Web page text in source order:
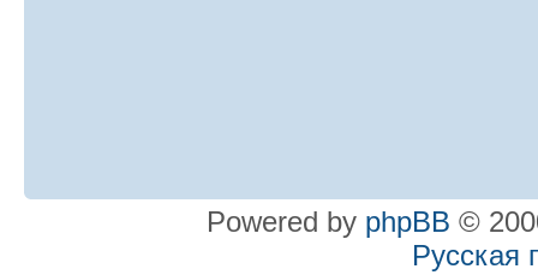
Powered by phpBB ©
Русская